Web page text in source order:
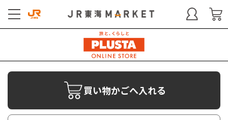
買い物かごへ入れる